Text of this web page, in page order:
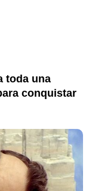
toda una
conquistar